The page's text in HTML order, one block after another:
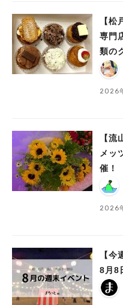
【
専門
類の
2026
【
メッ
催！
2026
【
8月8
#イベント
#教えたい／教
#教えたい/こんなの見つけた